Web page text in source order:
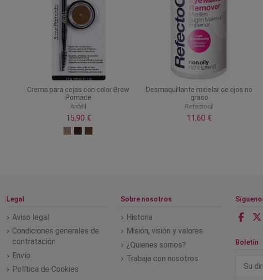
Crema para cejas con color Brow
Pomade
Ardell
15,90 €
Desmaquillante micelar de ojos no
graso
Refectocil
11,60 €
Legal
Aviso legal
Condiciones generales de
contratación
Envío
Política de Cookies
Sobre nosotros
Historia
Misión, visión y valores
¿Quienes somos?
Trabaja con nosotros
Boletín